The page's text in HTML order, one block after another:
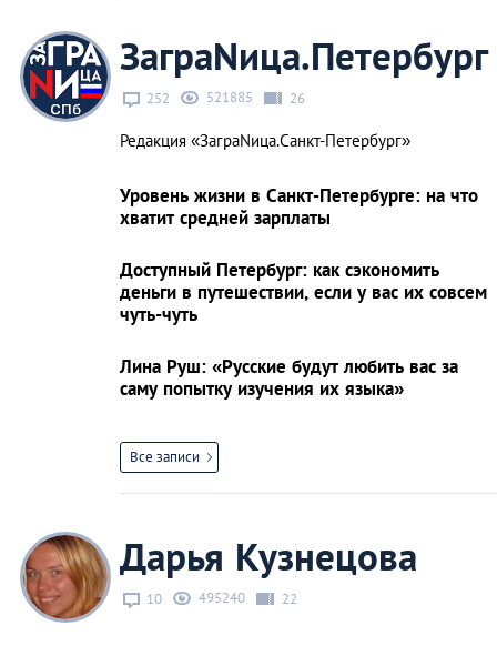
ЗаграNица.Петербург
252 521885 26
Редакция «ЗаграNица.Санкт-Петербург»
Уровень жизни в Санкт-Петербурге: на что
хватит средней зарплаты
Доступный Петербург: как сэкономить
деньги в путешествии, если у вас их совсем
чуть-чуть
Лина Руш: «Русские будут любить вас за
саму попытку изучения их языка»
Все записи
Дарья Кузнецова
10 495240 22